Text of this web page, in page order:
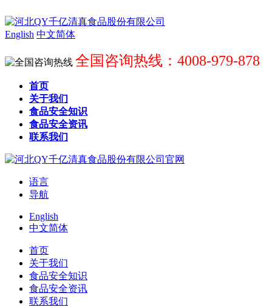
English 中文简体
全国咨询热线：4008-979-878
首页
关于我们
食品安全知识
食品安全资讯
联系我们
语言
导航
English
中文简体
首页
关于我们
食品安全知识
食品安全资讯
联系我们